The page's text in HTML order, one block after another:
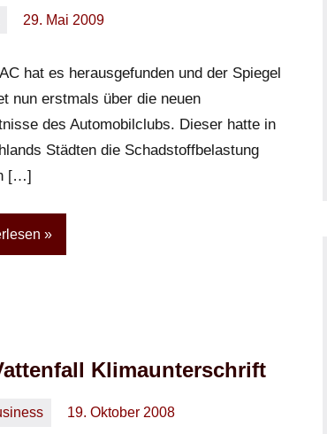
29. Mai 2009
hat es herausgefunden und der Spiegel
nun erstmals über die neuen
des Automobilclubs. Dieser hatte in
Städten die Schadstoffbelastung
[…]
Klimaunterschrift
19. Oktober 2008